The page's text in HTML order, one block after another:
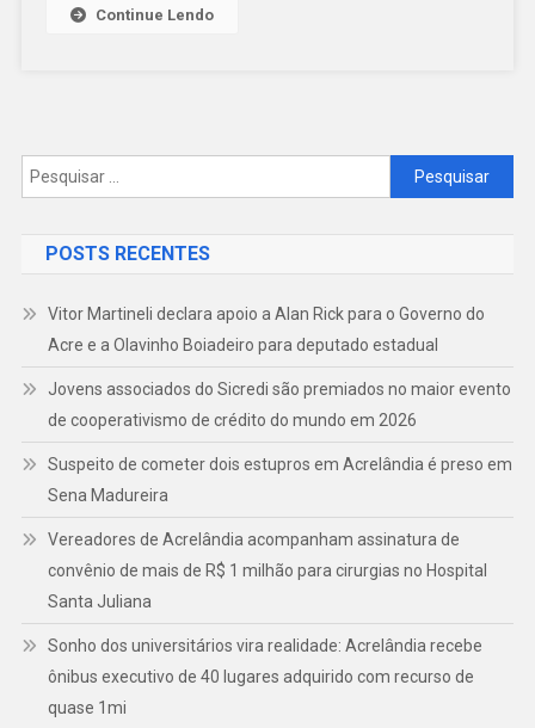
Continue Lendo
Pesquisar
por:
POSTS RECENTES
Vitor Martineli declara apoio a Alan Rick para o Governo do
Acre e a Olavinho Boiadeiro para deputado estadual
Jovens associados do Sicredi são premiados no maior evento
de cooperativismo de crédito do mundo em 2026
Suspeito de cometer dois estupros em Acrelândia é preso em
Sena Madureira
Vereadores de Acrelândia acompanham assinatura de
convênio de mais de R$ 1 milhão para cirurgias no Hospital
Santa Juliana
Sonho dos universitários vira realidade: Acrelândia recebe
ônibus executivo de 40 lugares adquirido com recurso de
quase 1mi